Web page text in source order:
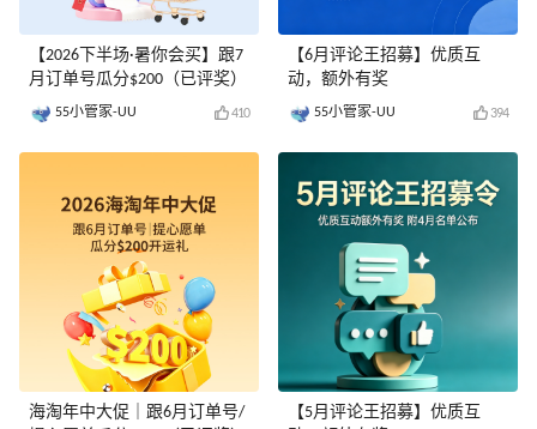
【2026下半场·暑你会买】跟7
月订单号瓜分$200（已评奖）
55小管家-UU 410
海淘年中大促｜跟6月订单号/
【6月评论王招募】优质互
动，额外有奖
55小管家-UU 394
【5月评论王招募】优质互